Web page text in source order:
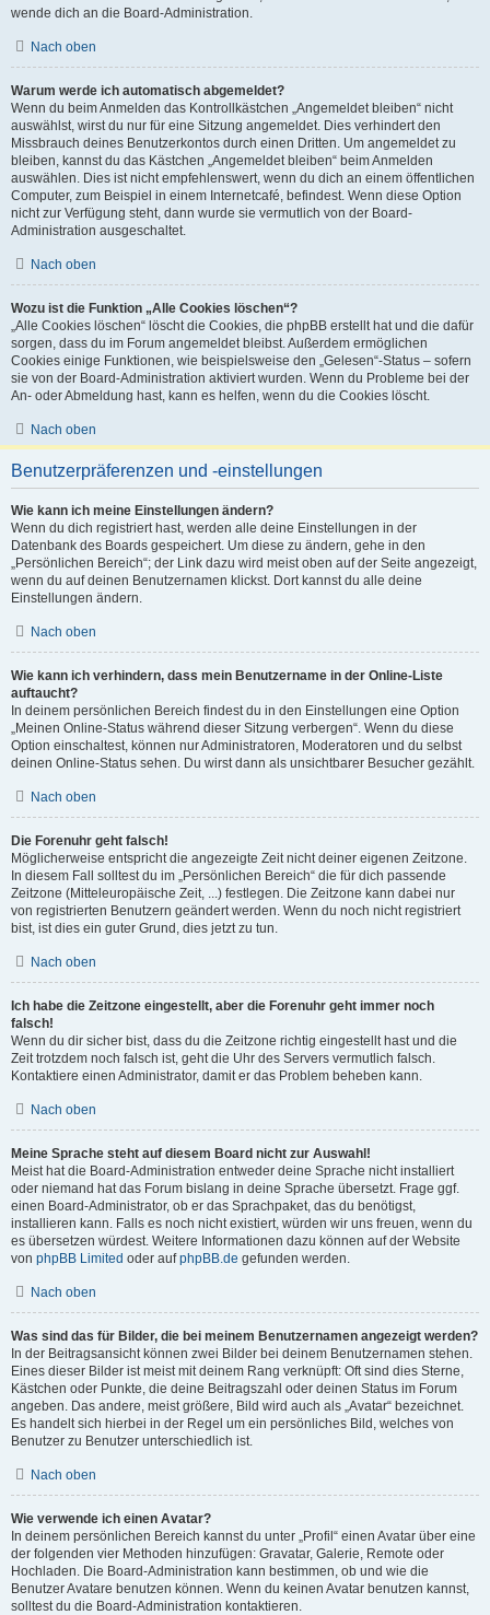
wende dich an die Board-Administration.
Nach oben
Warum werde ich automatisch abgemeldet?
Wenn du beim Anmelden das Kontrollkästchen „Angemeldet bleiben“ nicht
auswählst, wirst du nur für eine Sitzung angemeldet. Dies verhindert den
Missbrauch deines Benutzerkontos durch einen Dritten. Um angemeldet zu
bleiben, kannst du das Kästchen „Angemeldet bleiben“ beim Anmelden
auswählen. Dies ist nicht empfehlenswert, wenn du dich an einem öffentlichen
Computer, zum Beispiel in einem Internetcafé, befindest. Wenn diese Option
nicht zur Verfügung steht, dann wurde sie vermutlich von der Board-
Administration ausgeschaltet.
Nach oben
Wozu ist die Funktion „Alle Cookies löschen“?
„Alle Cookies löschen“ löscht die Cookies, die phpBB erstellt hat und die dafür
sorgen, dass du im Forum angemeldet bleibst. Außerdem ermöglichen
Cookies einige Funktionen, wie beispielsweise den „Gelesen“-Status – sofern
sie von der Board-Administration aktiviert wurden. Wenn du Probleme bei der
An- oder Abmeldung hast, kann es helfen, wenn du die Cookies löscht.
Nach oben
Benutzerpräferenzen und -einstellungen
Wie kann ich meine Einstellungen ändern?
Wenn du dich registriert hast, werden alle deine Einstellungen in der
Datenbank des Boards gespeichert. Um diese zu ändern, gehe in den
„Persönlichen Bereich“; der Link dazu wird meist oben auf der Seite angezeigt,
wenn du auf deinen Benutzernamen klickst. Dort kannst du alle deine
Einstellungen ändern.
Nach oben
Wie kann ich verhindern, dass mein Benutzername in der Online-Liste
auftaucht?
In deinem persönlichen Bereich findest du in den Einstellungen eine Option
„Meinen Online-Status während dieser Sitzung verbergen“. Wenn du diese
Option einschaltest, können nur Administratoren, Moderatoren und du selbst
deinen Online-Status sehen. Du wirst dann als unsichtbarer Besucher gezählt.
Nach oben
Die Forenuhr geht falsch!
Möglicherweise entspricht die angezeigte Zeit nicht deiner eigenen Zeitzone.
In diesem Fall solltest du im „Persönlichen Bereich“ die für dich passende
Zeitzone (Mitteleuropäische Zeit, ...) festlegen. Die Zeitzone kann dabei nur
von registrierten Benutzern geändert werden. Wenn du noch nicht registriert
bist, ist dies ein guter Grund, dies jetzt zu tun.
Nach oben
Ich habe die Zeitzone eingestellt, aber die Forenuhr geht immer noch
falsch!
Wenn du dir sicher bist, dass du die Zeitzone richtig eingestellt hast und die
Zeit trotzdem noch falsch ist, geht die Uhr des Servers vermutlich falsch.
Kontaktiere einen Administrator, damit er das Problem beheben kann.
Nach oben
Meine Sprache steht auf diesem Board nicht zur Auswahl!
Meist hat die Board-Administration entweder deine Sprache nicht installiert
oder niemand hat das Forum bislang in deine Sprache übersetzt. Frage ggf.
einen Board-Administrator, ob er das Sprachpaket, das du benötigst,
installieren kann. Falls es noch nicht existiert, würden wir uns freuen, wenn du
es übersetzen würdest. Weitere Informationen dazu können auf der Website
von phpBB Limited oder aufphpBB.de gefunden werden.
Nach oben
Was sind das für Bilder, die bei meinem Benutzernamen angezeigt werden?
In der Beitragsansicht können zwei Bilder bei deinem Benutzernamen stehen.
Eines dieser Bilder ist meist mit deinem Rang verknüpft: Oft sind dies Sterne,
Kästchen oder Punkte, die deine Beitragszahl oder deinen Status im Forum
angeben. Das andere, meist größere, Bild wird auch als „Avatar“ bezeichnet.
Es handelt sich hierbei in der Regel um ein persönliches Bild, welches von
Benutzer zu Benutzer unterschiedlich ist.
Nach oben
Wie verwende ich einen Avatar?
In deinem persönlichen Bereich kannst du unter „Profil“ einen Avatar über eine
der folgenden vier Methoden hinzufügen: Gravatar, Galerie, Remote oder
Hochladen. Die Board-Administration kann bestimmen, ob und wie die
Benutzer Avatare benutzen können. Wenn du keinen Avatar benutzen kannst,
solltest du die Board-Administration kontaktieren.